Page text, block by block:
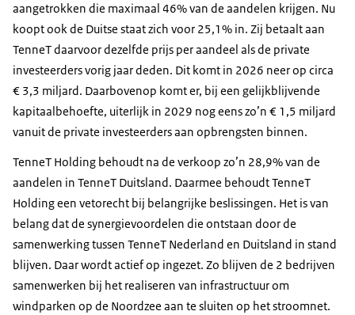
aangetrokken die maximaal 46% van de aandelen krijgen. Nu
koopt ook de Duitse staat zich voor 25,1% in. Zij betaalt aan
TenneT daarvoor dezelfde prijs per aandeel als de private
investeerders vorig jaar deden. Dit komt in 2026 neer op circa
€ 3,3 miljard. Daarbovenop komt er, bij een gelijkblijvende
kapitaalbehoefte, uiterlijk in 2029 nog eens zo’n € 1,5 miljard
vanuit de private investeerders aan opbrengsten binnen.
TenneT Holding behoudt na de verkoop zo’n 28,9% van de
aandelen in TenneT Duitsland. Daarmee behoudt TenneT
Holding een vetorecht bij belangrijke beslissingen. Het is van
belang dat de synergievoordelen die ontstaan door de
samenwerking tussen TenneT Nederland en Duitsland in stand
blijven. Daar wordt actief op ingezet. Zo blijven de 2 bedrijven
samenwerken bij het realiseren van infrastructuur om
windparken op de Noordzee aan te sluiten op het stroomnet.